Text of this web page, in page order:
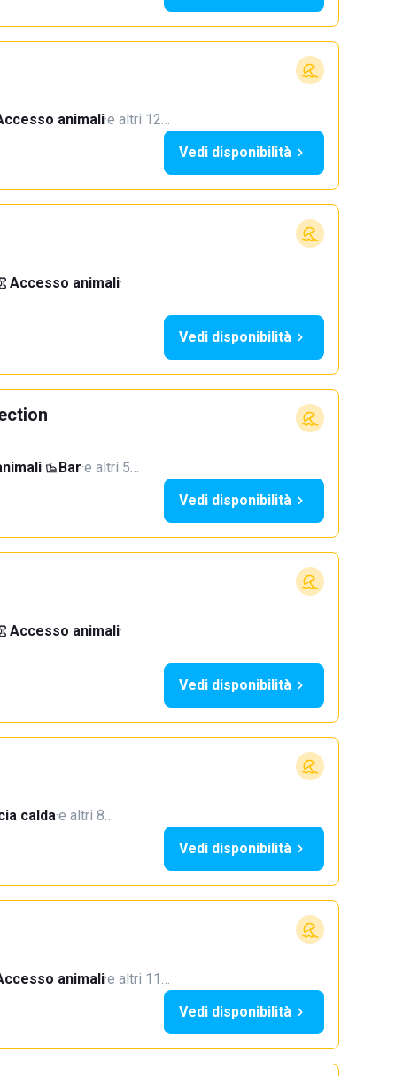
animali·e altri 12…
Vedi disponibilità
Accesso animali·
Vedi disponibilità
· Bar·e altri 5…
Vedi disponibilità
Accesso animali·
Vedi disponibilità
calda·e altri 8…
Vedi disponibilità
animali·e altri 11…
Vedi disponibilità